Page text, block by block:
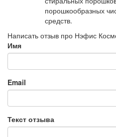
порошкообразных
средств.
Написать отзыв про Нэфис
Имя
Email
Текст отзыва